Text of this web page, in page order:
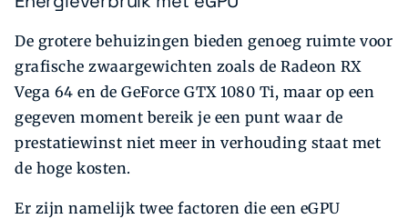
De grotere behuizingen bieden genoeg ruimte voor
grafische zwaargewichten zoals de Radeon RX
Vega 64 en de GeForce GTX 1080 Ti, maar op een
gegeven moment bereik je een punt waar de
prestatiewinst niet meer in verhouding staat met
de hoge kosten.
Er zijn namelijk twee factoren die een eGPU